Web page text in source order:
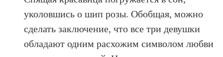
уколовшись о шип розы. Обобщая, можно
сделать заключение, что все три девушки
обладают одним расхожим символом любви